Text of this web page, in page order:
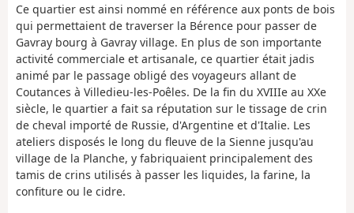
Ce quartier est ainsi nommé en référence aux ponts de bois
qui permettaient de traverser la Bérence pour passer de
Gavray bourg à Gavray village. En plus de son importante
activité commerciale et artisanale, ce quartier était jadis
animé par le passage obligé des voyageurs allant de
Coutances à Villedieu-les-Poêles. De la fin du XVIIIe au XXe
siècle, le quartier a fait sa réputation sur le tissage de crin
de cheval importé de Russie, d'Argentine et d'Italie. Les
ateliers disposés le long du fleuve de la Sienne jusqu'au
village de la Planche, y fabriquaient principalement des
tamis de crins utilisés à passer les liquides, la farine, la
confiture ou le cidre.